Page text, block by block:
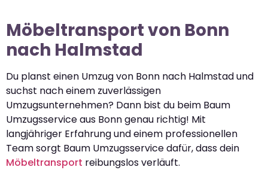
Möbeltransport von Bonn
nach Halmstad
Du planst einen Umzug von Bonn nach Halmstad und
suchst nach einem zuverlässigen
Umzugsunternehmen? Dann bist du beim Baum
Umzugsservice aus Bonn genau richtig! Mit
langjähriger Erfahrung und einem professionellen
Team sorgt Baum Umzugsservice dafür, dass dein
Möbeltransport reibungslos verläuft.